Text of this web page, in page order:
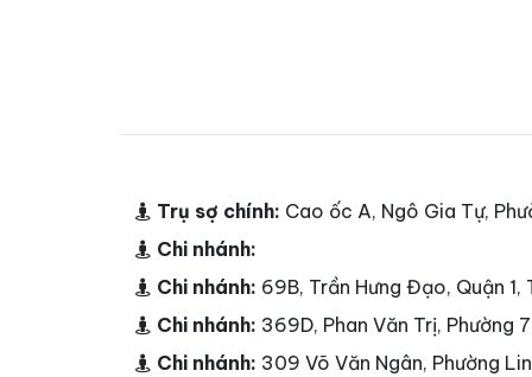
Trụ sợ chính: Cao ốc A, Ngô Gia Tự,
Chi nhánh:
Chi nhánh: 69B, Trần Hưng Đạo, Quận 1,
Chi nhánh: 369D, Phan Văn Trị, Phường
Chi nhánh: 309 Võ Văn Ngân, Phường